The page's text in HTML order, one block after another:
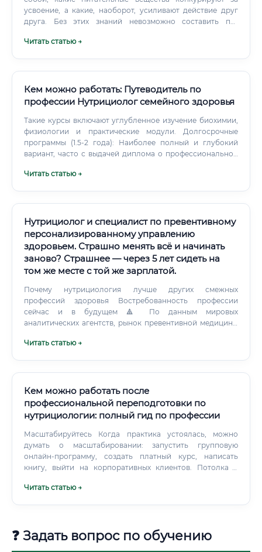
усвоение, а какие, наоборот, усиливают действие друг
друга. Без этих знаний невозможно составить по-
Читать статью →
Кем можно работать: Путеводитель по
профессии Нутрициолог семейного здоровья
Такие курсы включают углубленное изучение биохимии,
физиологии и практические модули. Долгосрочные
программы (1.5-2 года): Наиболее полный и глубокий
вариант, часто с выдачей диплома о профессиональной
программы дают максимум знаний и практических
Читать статью →
Нутрициолог и специалист по превентивному
персонализированному управлению
здоровьем. Страшно менять всё и начинать
заново? Страшнее — через 5 лет сидеть на
том же месте с той же зарплатой.
Почему нутрициология лучше других смежных
профессий здоровья Востребованность профессии
сейчас и в будущем 🔺 По данным мировых
аналитических агентств, рынок превентивной медицины
одним из самых быстрорастущих в мире. К 2030 году его
сосудистые заболевания, онкология) ✅ Смещение
акцента в медицине от лечения к профилактике ✅ Рост
осознанности населения в вопросах питания и образа
жизни ✅ Развитие нутригенетики и
персонализированных подходов ✅ Рост рынка
нутрицевтиков и функционального питания ✅
Корпоративное здоровье как новый тренд HR ✅ Запрос
на долголетие и качество жизни у поколения 35–55 лет ⚡
Читать статью →
Кем можно работать после
профессиональной переподготовки по
нутрициологии: полный гид по профессии
Масштабируйтесь Когда практика устоялась, можно
думать о масштабировании: запустить групповую
онлайн-программу, создать платный курс, написать
книгу, выйти на корпоративных клиентов. Потолка в
желания и усилий. Какие документы нужны для
Читать статью →
❓ Задать вопрос по обучению